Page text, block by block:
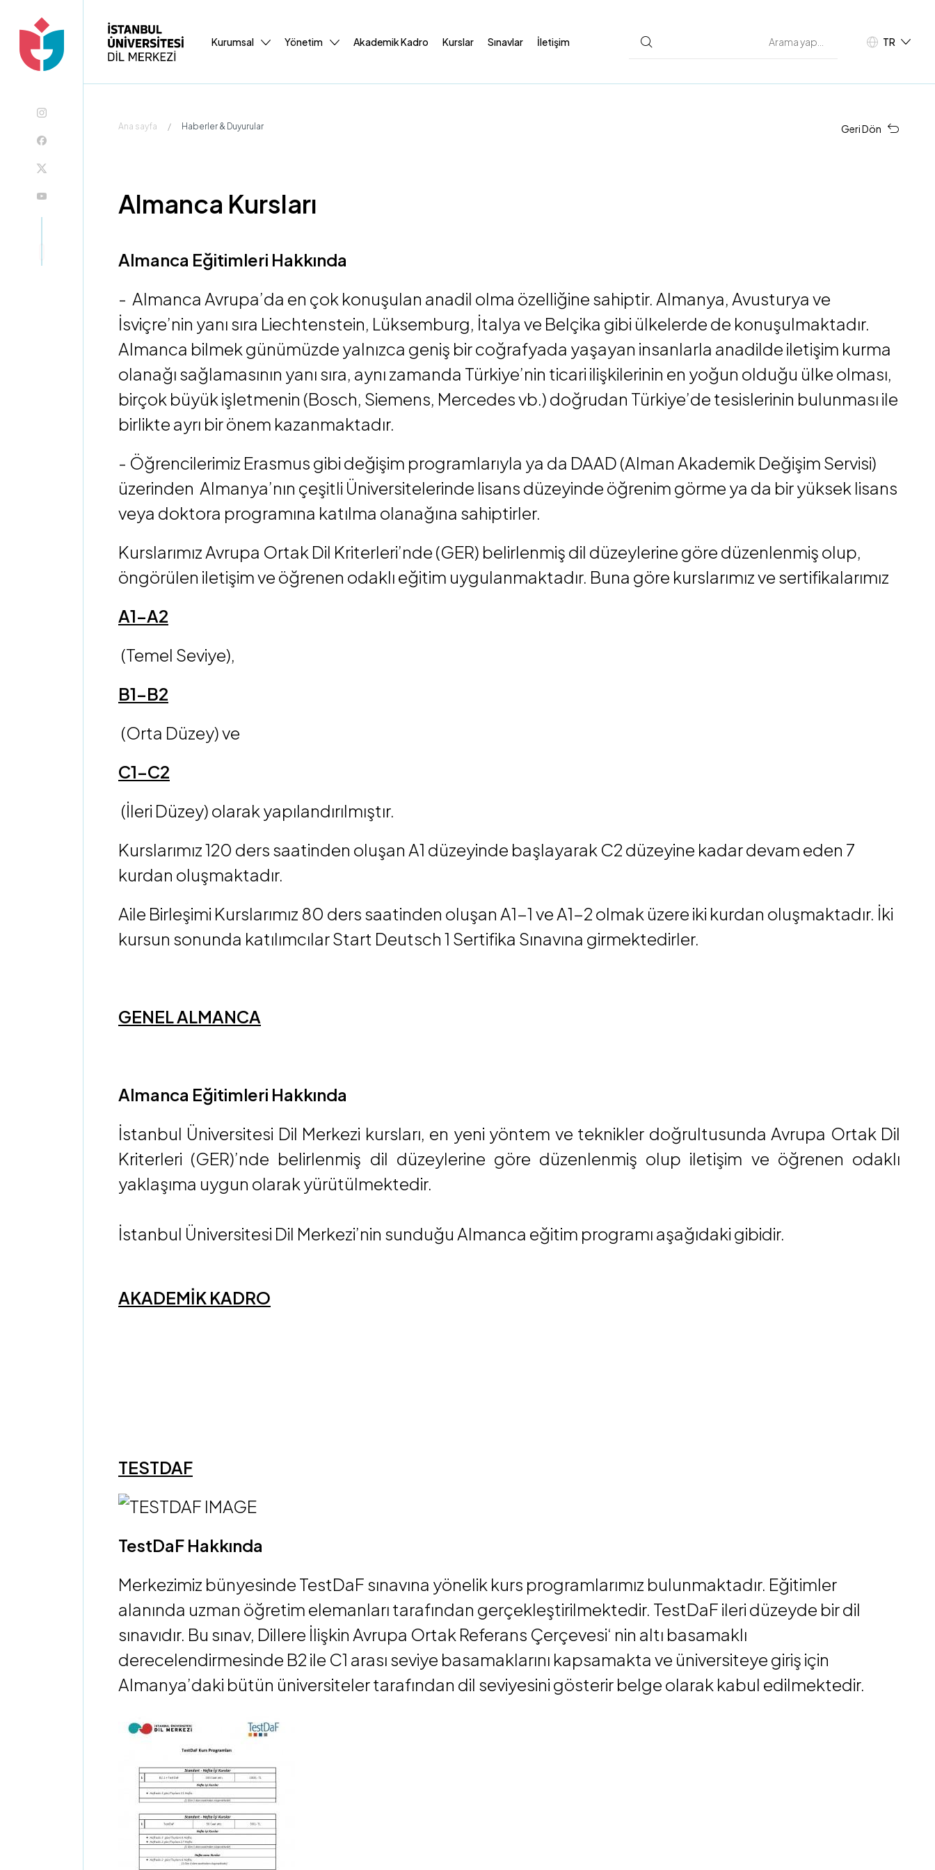
Kurumsal Yönetim Akademik Kadro Kurslar Sınavlar İletişim TR
Ana sayfa / Haberler & Duyurular Geri Dön
Almanca Kursları
Almanca Eğitimleri Hakkında
- Almanca Avrupa’da en çok konuşulan anadil olma özelliğine sahiptir. Almanya, Avusturya ve
İsviçre’nin yanı sıra Liechtenstein, Lüksemburg, İtalya ve Belçika gibi ülkelerde de konuşulmaktadır.
Almanca bilmek günümüzde yalnızca geniş bir coğrafyada yaşayan insanlarla anadilde iletişim kurma
olanağı sağlamasının yanı sıra, aynı zamanda Türkiye’nin ticari ilişkilerinin en yoğun olduğu ülke olması,
birçok büyük işletmenin (Bosch, Siemens, Mercedes vb.) doğrudan Türkiye’de tesislerinin bulunması ile
birlikte ayrı bir önem kazanmaktadır.
- Öğrencilerimiz Erasmus gibi değişim programlarıyla ya da DAAD (Alman Akademik Değişim Servisi)
üzerinden Almanya’nın çeşitli Üniversitelerinde lisans düzeyinde öğrenim görme ya da bir yüksek lisans
veya doktora programına katılma olanağına sahiptirler.
Kurslarımız Avrupa Ortak Dil Kriterleri’nde (GER) belirlenmiş dil düzeylerine göre düzenlenmiş olup,
öngörülen iletişim ve öğrenen odaklı eğitim uygulanmaktadır. Buna göre kurslarımız ve sertifikalarımız
A1-A2
(Temel Seviye),
B1-B2
(Orta Düzey) ve
C1-C2
(İleri Düzey) olarak yapılandırılmıştır.
Kurslarımız 120 ders saatinden oluşan A1 düzeyinde başlayarak C2 düzeyine kadar devam eden 7
kurdan oluşmaktadır.
Aile Birleşimi Kurslarımız 80 ders saatinden oluşan A1-1 ve A1-2 olmak üzere iki kurdan oluşmaktadır. İki
kursun sonunda katılımcılar Start Deutsch 1 Sertifika Sınavına girmektedirler.
GENEL ALMANCA
Almanca Eğitimleri Hakkında
İstanbul Üniversitesi Dil Merkezi kursları, en yeni yöntem ve teknikler doğrultusunda Avrupa Ortak Dil
Kriterleri (GER)’nde belirlenmiş dil düzeylerine göre düzenlenmiş olup iletişim ve öğrenen odaklı
yaklaşıma uygun olarak yürütülmektedir.
İstanbul Üniversitesi Dil Merkezi’nin sunduğu Almanca eğitim programı aşağıdaki gibidir.
AKADEMİK KADRO
TESTDAF
TestDaF Hakkında
Merkezimiz bünyesinde TestDaF sınavına yönelik kurs programlarımız bulunmaktadır. Eğitimler
alanında uzman öğretim elemanları tarafından gerçekleştirilmektedir. TestDaF ileri düzeyde bir dil
sınavıdır. Bu sınav, Dillere İlişkin Avrupa Ortak Referans Çerçevesi‘ nin altı basamaklı
derecelendirmesinde B2 ile C1 arası seviye basamaklarını kapsamakta ve üniversiteye giriş için
Almanya’daki bütün üniversiteler tarafından dil seviyesini gösterir belge olarak kabul edilmektedir.